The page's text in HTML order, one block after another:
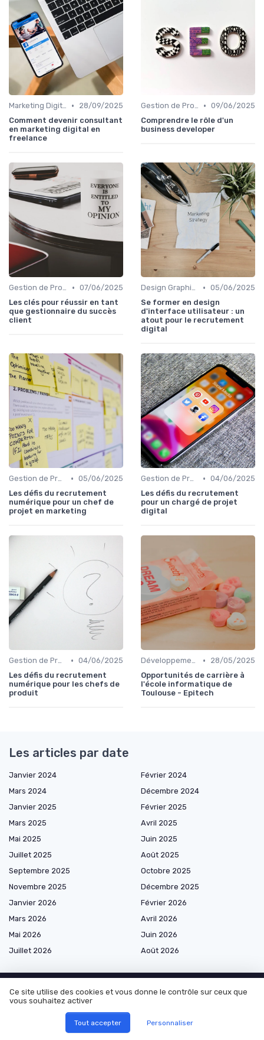
Marketing Digital et SEO •
28/09/2025
Comment devenir consultant
en marketing digital en
freelance
Gestion de Projet et Product Management • 09/06/2025
Comprendre le rôle d'un
business developer
Gestion de Projet et Product Management • 07/06/2025
Les clés pour réussir en tant
que gestionnaire du succès
client
Design Graphique et UX/UI • 05/06/2025
Se former en design
d'interface utilisateur : un
atout pour le recrutement
digital
Gestion de Projet et Product Management • 05/06/2025
Les défis du recrutement
numérique pour un chef de
projet en marketing
Gestion de Projet et Product Management • 04/06/2025
Les défis du recrutement
pour un chargé de projet
digital
Gestion de Projet et Product Management • 04/06/2025
Les défis du recrutement
numérique pour les chefs de
produit
Développement Web et Mobile •
28/05/2025
Opportunités de carrière à
l'école informatique de
Toulouse - Epitech
Les articles par date
Janvier 2024
Février 2024
Mars 2024
Décembre 2024
Janvier 2025
Février 2025
Mars 2025
Avril 2025
Mai 2025
Juin 2025
Juillet 2025
Août 2025
Septembre 2025
Octobre 2025
Novembre 2025
Décembre 2025
Janvier 2026
Février 2026
Mars 2026
Avril 2026
Mai 2026
Juin 2026
Juillet 2026
Août 2026
Les plus lus
Se connecter avec les recruteurs numériques
Ce site utilise des cookies et vous donne le contrôle sur ceux que
vous souhaitez activer
Tout accepter Personnaliser